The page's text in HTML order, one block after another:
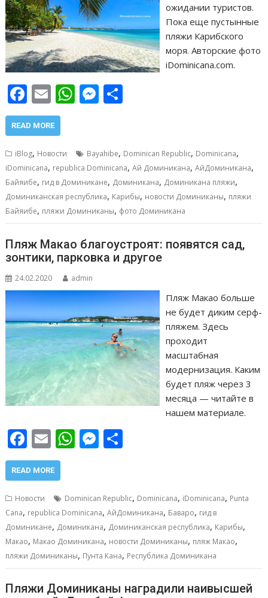
ожидании туристов.
Пока еще пустынные
пляжи Карибского
моря. Авторские фото
iDominicana.com.
F
ac
e
b
o
o
k
E
m
ai
l
W
s
A
p
p
M
e
n
g
er
р
а
в
и
т
ь
READ MORE
iBlog, Новости Bayahibe, Dominican Republic, Dominicana,
iDominicana, republica Dominicana,Ай Доминикана,АйДоминикана,
Байяибе, гид в Доминикане, Доминикана, Доминикана пляжи,
Доминиканская республика, Карибы, новости Доминиканы, пляжи
Байяибе, пляжи Доминиканы, фото Доминикана
Пляж Макао благоустроят: появятся сад,
зонтики, парковка и другое
24.02.2020 admin
Пляж Макао больше
не будет диким серф-
пляжем. Здесь
проходит
масштабная
модернизация. Каким
будет пляж через 3
месяца — читайте в
нашем материале.
F
ac
e
b
o
o
k
E
m
ai
l
W
s
A
p
p
M
e
n
g
er
р
а
в
и
т
ь
READ MORE
Новости Dominican Republic, Dominicana, iDominicana, Punta
Cana, republica Dominicana,АйДоминикана, Баваро, гид в
Доминикане, Доминикана, Доминиканская республика, Карибы,
Макао, Макао Доминикана, новости Доминиканы, пляж Макао,
пляжи Доминиканы, Пунта Кана, Республика Доминикана
Пляжи Доминиканы наградили наивысшей